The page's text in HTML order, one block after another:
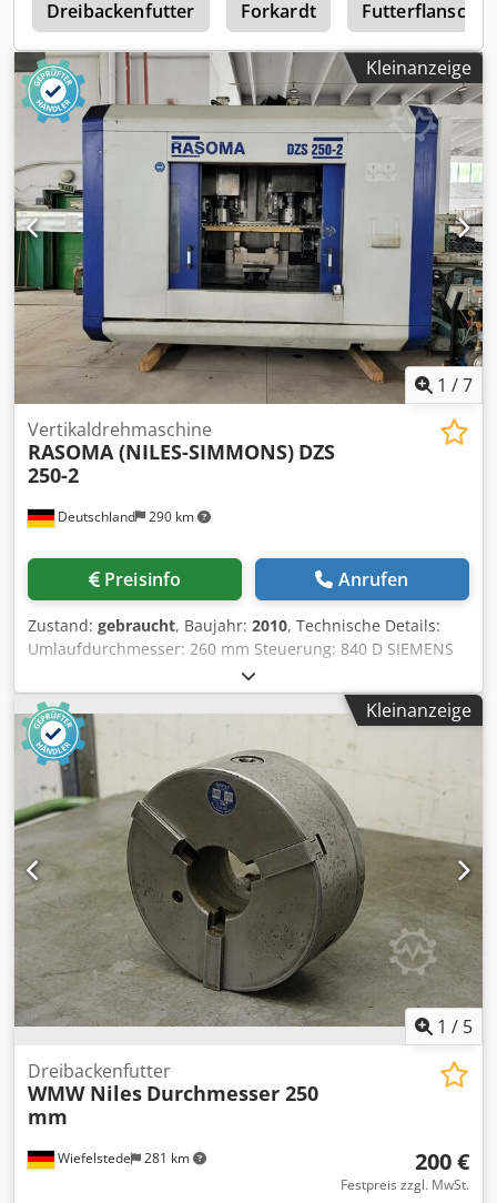
Dreibackenfutter Forkardt Futterflansch
Kleinanzeige
1 /7
Deutschland 290 km
Vertikaldrehmaschine
RASOMA (NILES-SIMMONS) DZS
250-2
Preisinfo Anrufen
Zustand: gebraucht, Baujahr: 2010, Technische Details:
Umlaufdurchmesser: 260 mm Steuerung: 840 D SIEMENS
Drehzahl: 3.500 1/min Spindelmotor: 36 / 28 kW
Futterdurchmesser: 260 mm Verfahrweg - x: 900 mm
Verfahrweg - z: 400 mm Revolverkopf: 12 Pos.
Werkzeughalter: VDI 40 Eilgang in X-und Z-Richtung: 100 /
30 m/min Raumbedarf ca.: 5,3 x 2,4 x 3,31 m CNC
Vertikaldrehmaschine mit 2 Spindeln, 2x RÖHM
Kraftspannfutter D 315mm, Dcsdpfx Aetpq Urjigek *
Kleinanzeige
1 / 5
Wiefelstede 281 km
Dreibackenfutter
WMW Niles Durchmesser 250
mm
200 €
Festpreis zzgl. MwSt.